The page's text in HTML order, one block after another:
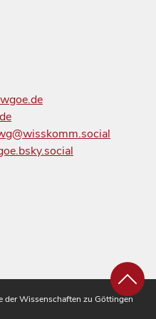
der Wissenschaften zu Göttingen